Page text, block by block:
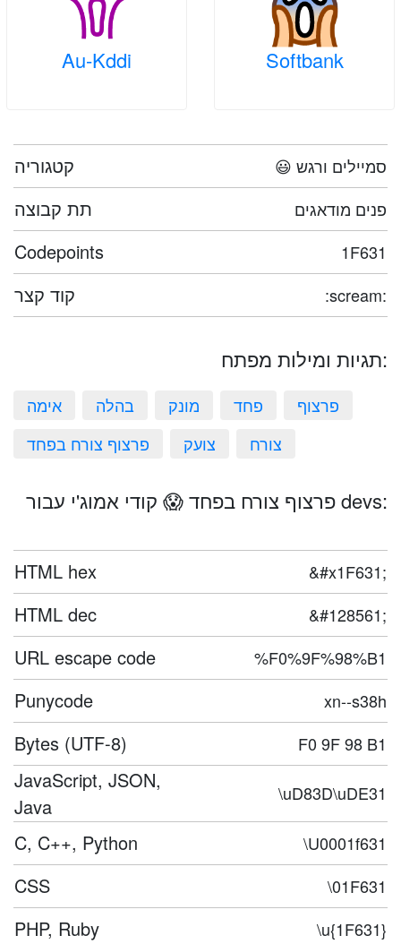
Softbank
Au-Kddi
קטגוריה 😃 סמיילים ורגש
תת קבוצה פנים מודאגים
Codepoints 1F631
קוד קצר :scream:
תגיות ומילות מפתח:
אימה בהלה מונק פחד
פרצוף
פרצוף צורח בפחד
צועק צורח
פרצוף צורח בפחד 😱 קודי אמוג'י עבור devs:
HTML hex &#x1F631;
HTML dec &#128561;
URL escape code %F0%9F%98%B1
Punycode xn--s38h
Bytes (UTF-8) F0 9F 98 B1
JavaScript, JSON,
Java
\uD83D\uDE31
C, C++, Python \U0001f631
CSS \01F631
PHP, Ruby \u{1F631}